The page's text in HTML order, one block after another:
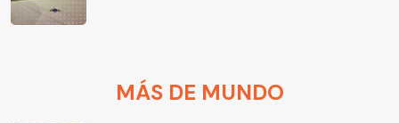
MÁS DE MUNDO